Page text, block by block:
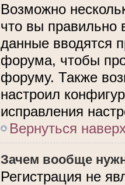
Возможно
что вы правильно
данные вводятся
форума, чтобы
форуму. Также
настроил
исправления
Вернуться
Зачем вообще
Регистрация не